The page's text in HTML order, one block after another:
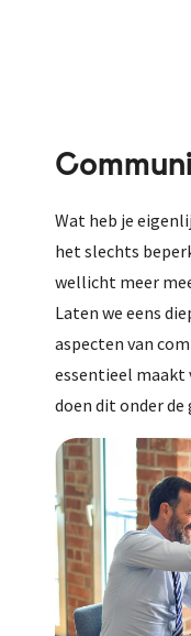
Wat heb je
het slechts
wellicht meer
Laten we eens
aspecten van
essentieel maakt
doen dit onder